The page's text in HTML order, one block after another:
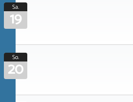
Sa.
19
So.
20